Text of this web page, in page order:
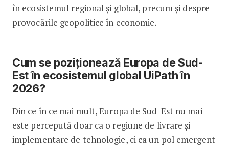
în ecosistemul regional și global, precum și despre
provocările geopolitice în economie.
Cum se poziționează Europa de Sud-
Est în ecosistemul global UiPath în
2026?
Din ce în ce mai mult, Europa de Sud-Est nu mai
este percepută doar ca o regiune de livrare și
implementare de tehnologie, ci ca un pol emergent